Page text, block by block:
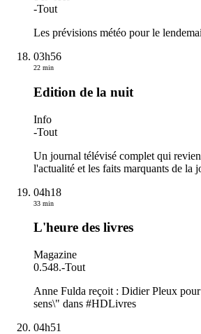
-Tout
Les prévisions météo pour le
03h56
22 min
Edition de la nuit
Info
-Tout
Un journal télévisé complet qui
l'actualité et les faits marquants de la
04h18
33 min
L'heure des livres
Magazine
0.548.-Tout
Anne Fulda reçoit : Didier Pleux
sens\" dans #HDLivres
04h51